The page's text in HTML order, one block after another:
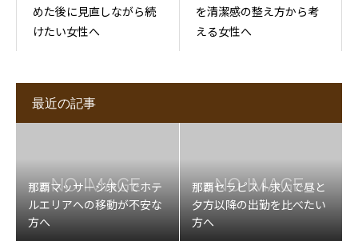
めた後に見直しながら続
けたい女性へ
を清潔感の整え方から考
える女性へ
最近の記事
那覇マッサージ求人でホテ
ルエリアへの移動が不安な
方へ
那覇セラピスト求人で昼と
夕方以降の出勤を比べたい
方へ